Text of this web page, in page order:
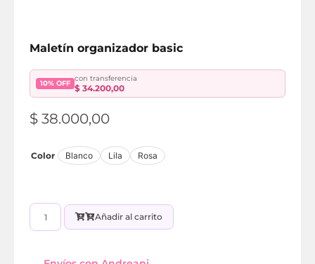
Maletín organizador basic
10% OFF
con transferencia
$ 34.200,00
$ 38.000,00
Color Blanco Lila Rosa
Añadir al carrito